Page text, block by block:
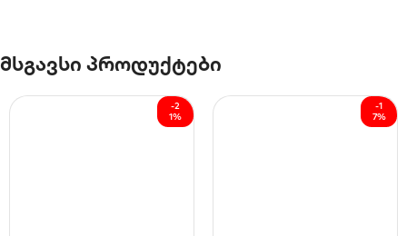
მსგავსი პროდუქტები
-2
1%
-1
7%